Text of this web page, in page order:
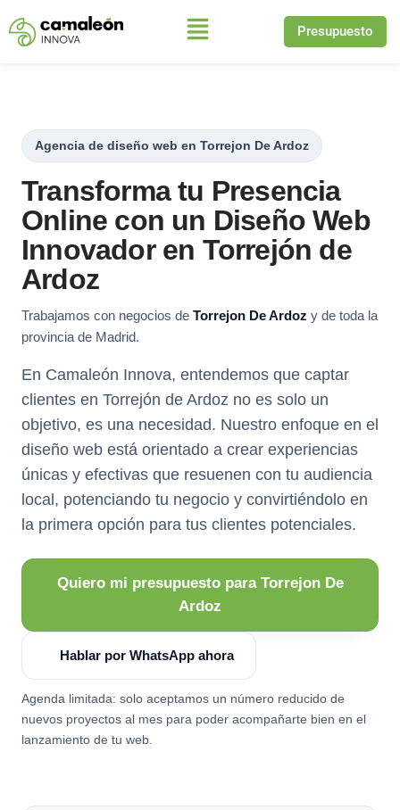
Saltar
Presupuesto
Agencia de diseño web en Torrejon De Ardoz
Transforma tu Presencia
Online con un Diseño Web
Innovador en Torrejón de
Ardoz
Trabajamos con negocios de Torrejon De Ardoz y de toda la
provincia de Madrid.
En Camaleón Innova, entendemos que captar
clientes en Torrejón de Ardoz no es solo un
objetivo, es una necesidad. Nuestro enfoque en el
diseño web está orientado a crear experiencias
únicas y efectivas que resuenen con tu audiencia
local, potenciando tu negocio y convirtiéndolo en
la primera opción para tus clientes potenciales.
Quiero mi presupuesto para Torrejon De
Ardoz
Hablar por WhatsApp ahora
Agenda limitada: solo aceptamos un número reducido de
nuevos proyectos al mes para poder acompañarte bien en el
lanzamiento de tu web.